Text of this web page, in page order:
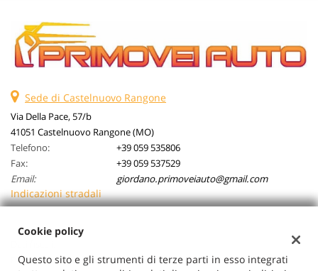
Sede di Castelnuovo Rangone
Via Della Pace, 57/b
41051 Castelnuovo Rangone (MO)
Telefono:
+39 059 535806
Fax:
+39 059 537529
Email:
giordano.primoveiauto@gmail.com
Indicazioni stradali
Primovei Auto Srl
Cookie policy
Questo sito e gli strumenti di terze parti in esso integrati